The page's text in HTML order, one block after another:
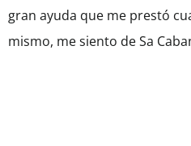
gran ayuda que me prestó
mismo, me siento de Sa